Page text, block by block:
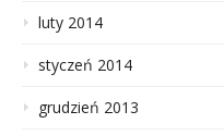
luty 2014
styczeń 2014
grudzień 2013